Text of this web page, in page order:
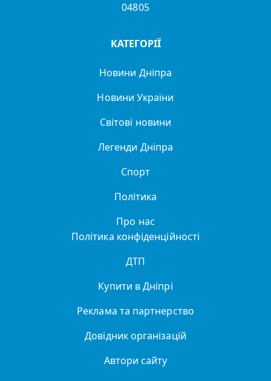
04805
КАТЕГОРІЇ
Новини Дніпра
Новини України
Світові новини
Легенди Дніпра
Спорт
Політика
Про нас
Політика конфіденційності
ДТП
Купити в Дніпрі
Реклама та партнерство
Довідник організацій
Автори сайту